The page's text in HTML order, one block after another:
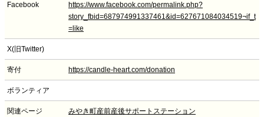
Facebook
https://www.facebook.com/permalink.php?
story_fbid=687974991337461&id=627671084034519¬if_t
=like
X(旧Twitter)
寄付 https://candle-heart.com/donation
ボランティア
関連ページ
みやき町産前産後サポートステーション